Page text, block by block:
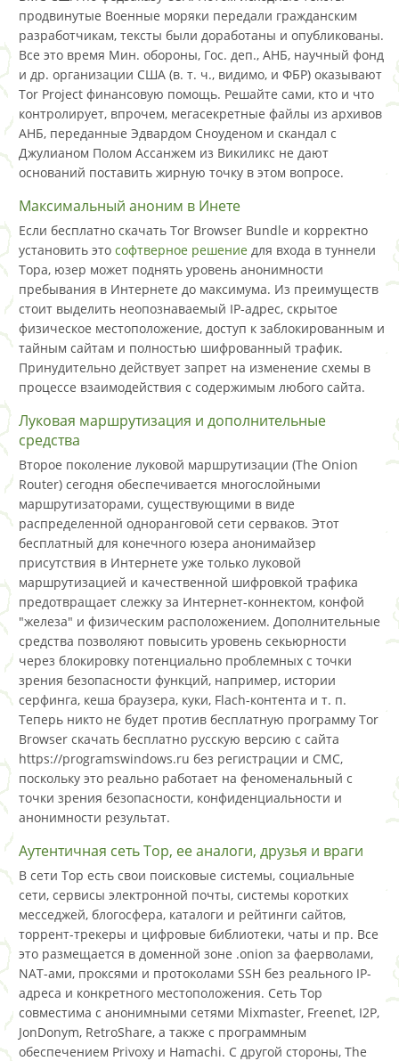
продвинутые Военные моряки передали гражданским
разработчикам, тексты были доработаны и опубликованы.
Все это время Мин. обороны, Гос. деп., АНБ, научный фонд
и др. организации США (в. т. ч., видимо, и ФБР) оказывают
Tor Project финансовую помощь. Решайте сами, кто и что
контролирует, впрочем, мегасекретные файлы из архивов
АНБ, переданные Эдвардом Сноуденом и скандал с
Джулианом Полом Ассанжем из Викиликс не дают
оснований поставить жирную точку в этом вопросе.
Максимальный аноним в Инете
Если бесплатно скачать Tor Browser Bundle и корректно
установить это софтверное решение для входа в туннели
Тора, юзер может поднять уровень анонимности
пребывания в Интернете до максимума. Из преимуществ
стоит выделить неопознаваемый IP-адрес, скрытое
физическое местоположение, доступ к заблокированным и
тайным сайтам и полностью шифрованный трафик.
Принудительно действует запрет на изменение схемы в
процессе взаимодействия с содержимым любого сайта.
Луковая маршрутизация и дополнительные
средства
Второе поколение луковой маршрутизации (The Onion
Router) сегодня обеспечивается многослойными
маршрутизаторами, существующими в виде
распределенной одноранговой сети серваков. Этот
бесплатный для конечного юзера анонимайзер
присутствия в Интернете уже только луковой
маршрутизацией и качественной шифровкой трафика
предотвращает слежку за Интернет-коннектом, конфой
"железа" и физическим расположением. Дополнительные
средства позволяют повысить уровень секьюрности
через блокировку потенциально проблемных с точки
зрения безопасности функций, например, истории
серфинга, кеша браузера, куки, Flach-контента и т. п.
Теперь никто не будет против бесплатную программу Tor
Browser скачать бесплатно русскую версию с сайта
https://programswindows.ru без регистрации и СМС,
поскольку это реально работает на феноменальный с
точки зрения безопасности, конфиденциальности и
анонимности результат.
Аутентичная сеть Тор, ее аналоги, друзья и враги
В сети Тор есть свои поисковые системы, социальные
сети, сервисы электронной почты, системы коротких
месседжей, блогосфера, каталоги и рейтинги сайтов,
торрент-трекеры и цифровые библиотеки, чаты и пр. Все
это размещается в доменной зоне .onion за фаерволами,
NAT-ами, проксями и протоколами SSH без реального IP-
адреса и конкретного местоположения. Сеть Тор
совместима с анонимными сетями Mixmaster, Freenet, I2P,
JonDonym, RetroShare, а также с программным
обеспечением Privoxy и Hamachi. С другой стороны, The